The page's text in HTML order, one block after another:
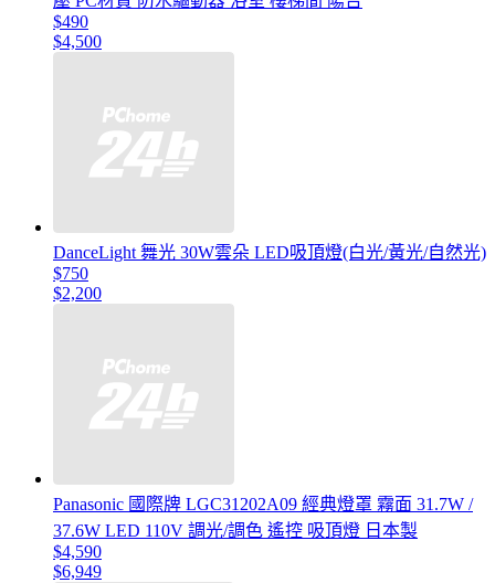
$490
$4,500
DanceLight 舞光 30W雲朵 LED吸頂燈(白光/黃光/自然光)
$750
$2,200
Panasonic 國際牌 LGC31202A09 經典燈罩 霧面 31.7W /
37.6W LED 110V 調光/調色 遙控 吸頂燈 日本製
$4,590
$6,949